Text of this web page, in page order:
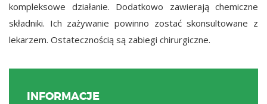
kompleksowe działanie. Dodatkowo zawierają chemiczne
składniki. Ich zażywanie powinno zostać skonsultowane z
lekarzem. Ostatecznością są zabiegi chirurgiczne.
INFORMACJE